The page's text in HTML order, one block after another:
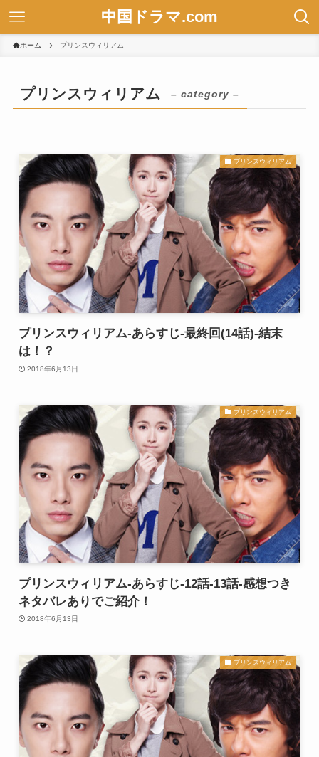
中国ドラマ.com
ホーム プリンスウィリアム
プリンスウィリアム – category –
プリンスウィリアム
プリンスウィリアム-あらすじ-最終回(14話)-結末
は！？
2018年6月13日
プリンスウィリアム
プリンスウィリアム-あらすじ-12話-13話-感想つき
ネタバレありでご紹介！
2018年6月13日
プリンスウィリアム